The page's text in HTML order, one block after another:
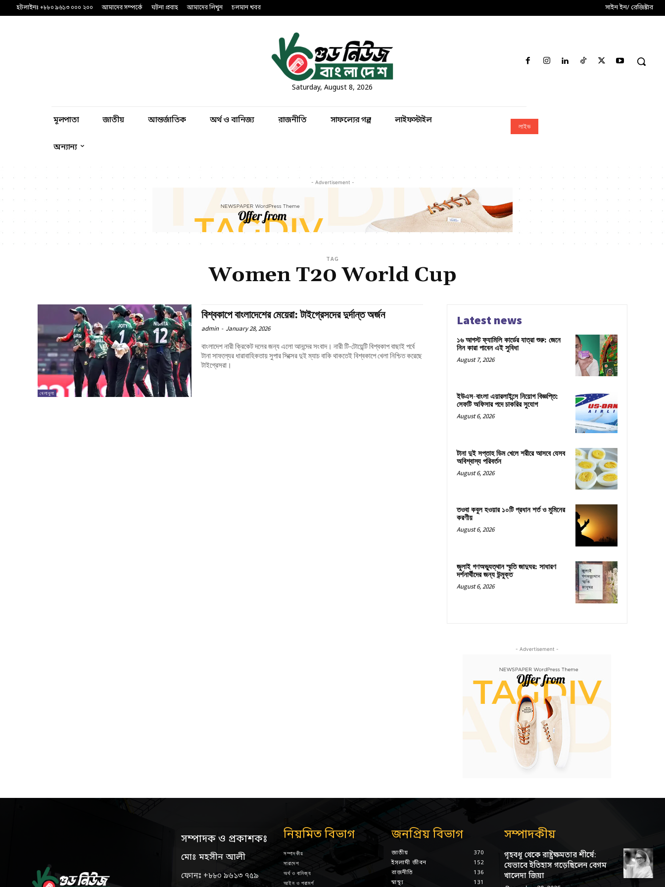
হটলাইনঃ +৮৮০ ৯৬১৩ ০০০ ২০০ আমাদের সম্পর্কে ঘটনা প্রবাহ আমাদের লিখুন চলমান খবর সাইন ইন/ রেজিষ্টার
Saturday, August 8, 2026
মূলপাতা জাতীয় আন্তর্জাতিক অর্থ ও বানিজ্য রাজনীতি সাফল্যের গল্প লাইফস্টাইল
অন্যান্য
লাইভ
- Advertisement -
TAG
Women T20 World Cup
খেলাধুলা
বিশ্বকাপে বাংলাদেশের মেয়েরা: টাইগ্রেসদের দুর্দান্ত অর্জন
admin - January 28, 2026
বাংলাদেশ নারী ক্রিকেট দলের জন্য এলো আনন্দের সংবাদ। নারী টি-টোয়েন্টি বিশ্বকাপ বাছাই পর্বে
টানা সাফল্যের ধারাবাহিকতায় সুপার সিক্সের দুই ম্যাচ বাকি থাকতেই বিশ্বকাপে খেলা নিশ্চিত করেছে
টাইগ্রেসরা।
Latest news
১৬ আগস্ট ফ্যামিলি কার্ডের যাত্রা শুরু: জেনে
নিন কারা পাবেন এই সুবিধা
August 7, 2026
ইউএস-বাংলা এয়ারলাইন্সে নিয়োগ বিজ্ঞপ্তি:
সেফটি অফিসার পদে চাকরির সুযোগ
August 6, 2026
টানা দুই সপ্তাহ ডিম খেলে শরীরে আসবে যেসব
অবিশ্বাস্য পরিবর্তন
August 6, 2026
তওবা কবুল হওয়ার ১০টি প্রধান শর্ত ও মুমিনের
করণীয়
August 6, 2026
জুলাই গণঅভ্যুত্থান স্মৃতি জাদুঘর: সাধারণ
দর্শনার্থীদের জন্য উন্মুক্ত
August 6, 2026
- Advertisement -
সম্পাদক ও প্রকাশকঃ
মোঃ মহসীন আলী
ফোনঃ +৮৮০ ৯৬১৩ ৭৫৯
নিয়মিত বিভাগ
সম্পাদকীয়
সারাদেশ
অর্থ ও বানিজ্য
আইন ও পরামর্শ
জনপ্রিয় বিভাগ
জাতীয়
370
ইসলামী জীবন
152
রাজনীতি
136
স্বাস্থ্য
131
সম্পাদকীয়
গৃহবধূ থেকে রাষ্ট্রক্ষমতার শীর্ষে:
যেভাবে ইতিহাস গড়েছিলেন বেগম
খালেদা জিয়া